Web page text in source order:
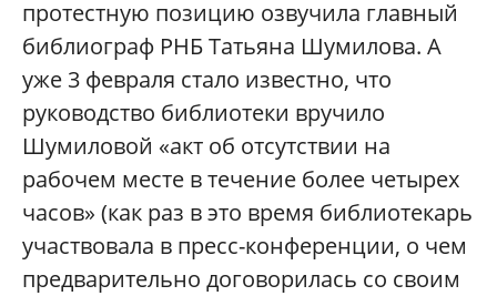
протестную позицию озвучила главный
библиограф РНБ Татьяна Шумилова. А
уже 3 февраля стало известно, что
руководство библиотеки вручило
Шумиловой «акт об отсутствии на
рабочем месте в течение более четырех
часов» (как раз в это время библиотекарь
участвовала в пресс-конференции, о чем
предварительно договорилась со своим